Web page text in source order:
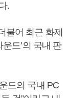
.
불어 최근 화제
드’의 국내 판
드의 국내 PC